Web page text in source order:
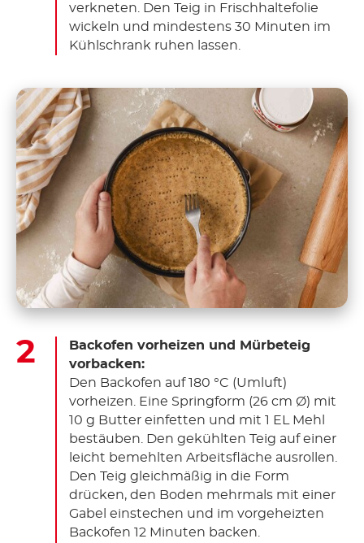
verkneten. Den Teig in Frischhaltefolie
wickeln und mindestens 30 Minuten im
Kühlschrank ruhen lassen.
Backofen vorheizen und Mürbeteig
vorbacken:
Den Backofen auf 180 °C (Umluft)
vorheizen. Eine Springform (26 cm Ø) mit
10 g Butter einfetten und mit 1 EL Mehl
bestäuben. Den gekühlten Teig auf einer
leicht bemehlten Arbeitsfläche ausrollen.
Den Teig gleichmäßig in die Form
drücken, den Boden mehrmals mit einer
Gabel einstechen und im vorgeheizten
Backofen 12 Minuten backen.